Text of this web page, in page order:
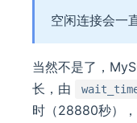
空闲连接会一
当然不是了，
长，由
时（28880秒）